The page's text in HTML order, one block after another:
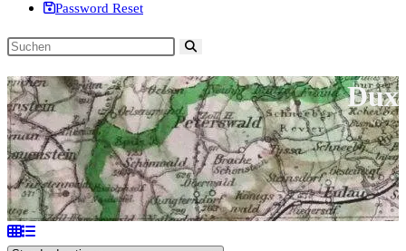
Password Reset
Diese
durchsuchen
Dux